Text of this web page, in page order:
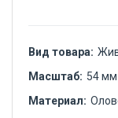
Вид товара:
Масштаб: 54 мм
Материал: